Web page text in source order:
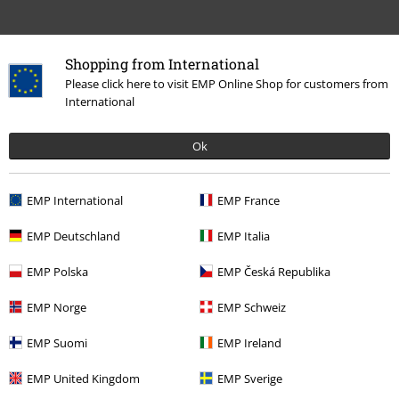
Shopping from International
Please click here to visit EMP Online Shop for customers from
International
Ok
EMP International EMP France
EMP Deutschland EMP Italia
EMP Polska EMP Česká Republika
EMP Norge EMP Schweiz
EMP Suomi EMP Ireland
EMP United Kingdom EMP Sverige
More categories. More options.
Nytt Bandmerch Plusstorlekar
Nytt Kläder T-shirts & Toppar T-shirts
Teman Svarta kläder Svarta t-shirts
Kläder T-shirts & Toppar
Kläder & accessoarer T-Shirtar